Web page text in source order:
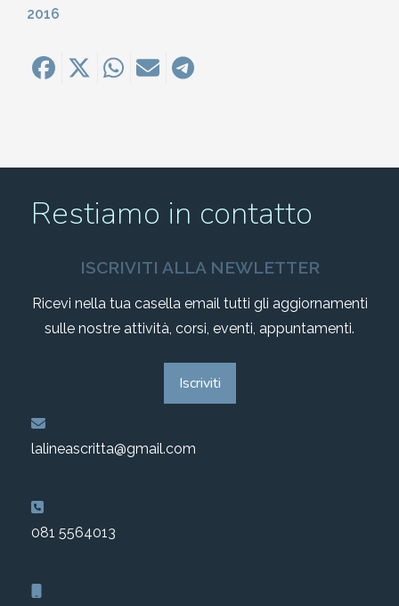
2016
Restiamo in contatto
ISCRIVITI ALLA NEWLETTER
Ricevi nella tua casella email tutti gli aggiornamenti
sulle nostre attività, corsi, eventi, appuntamenti.
Iscriviti
lalineascritta@gmail.com
081 5564013